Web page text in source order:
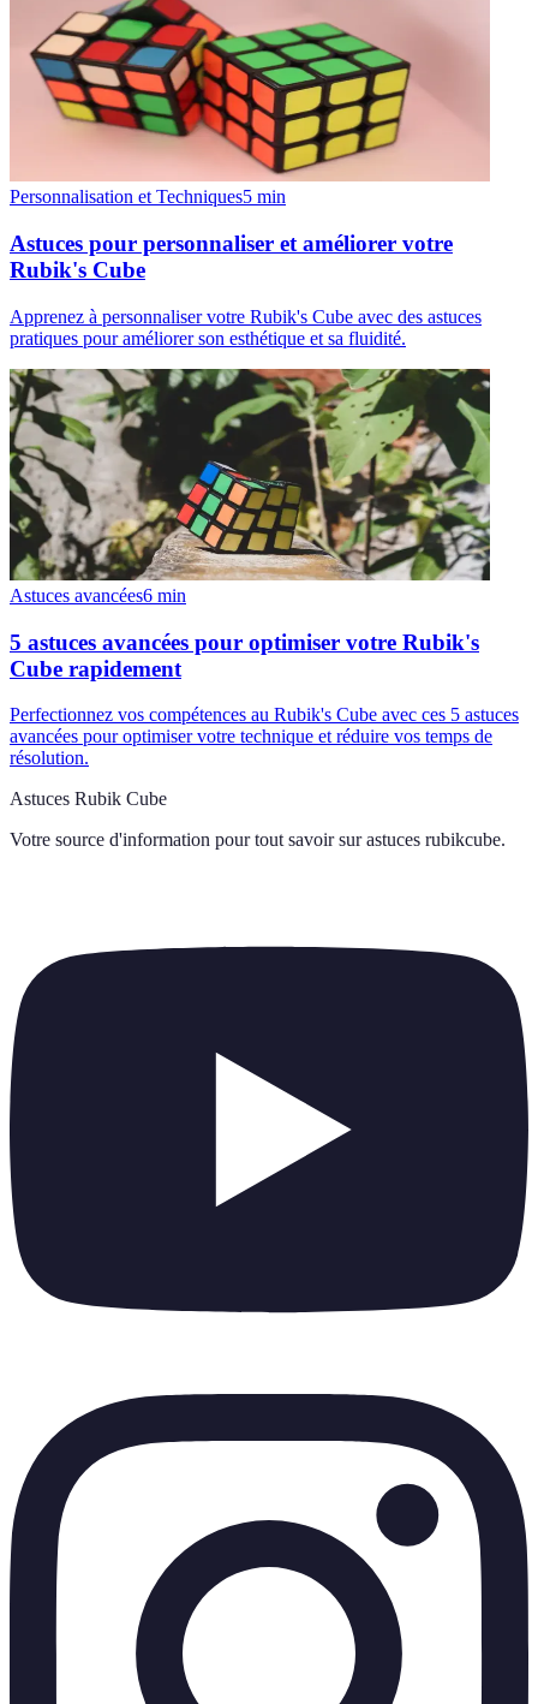
Personnalisation et Techniques5 min
Astuces pour personnaliser et améliorer votre
Rubik's Cube
Apprenez à personnaliser votre Rubik's Cube avec des astuces
pratiques pour améliorer son esthétique et sa fluidité.
Astuces avancées6 min
5 astuces avancées pour optimiser votre Rubik's
Cube rapidement
Perfectionnez vos compétences au Rubik's Cube avec ces 5 astuces
avancées pour optimiser votre technique et réduire vos temps de
résolution.
Astuces Rubik Cube
Votre source d'information pour tout savoir sur astuces rubikcube.